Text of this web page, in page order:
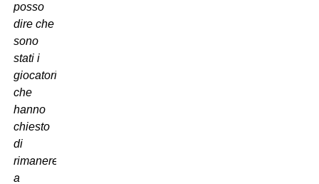
posso
dire che
sono
stati i
giocatori
che
hanno
chiesto
di
rimanere
a